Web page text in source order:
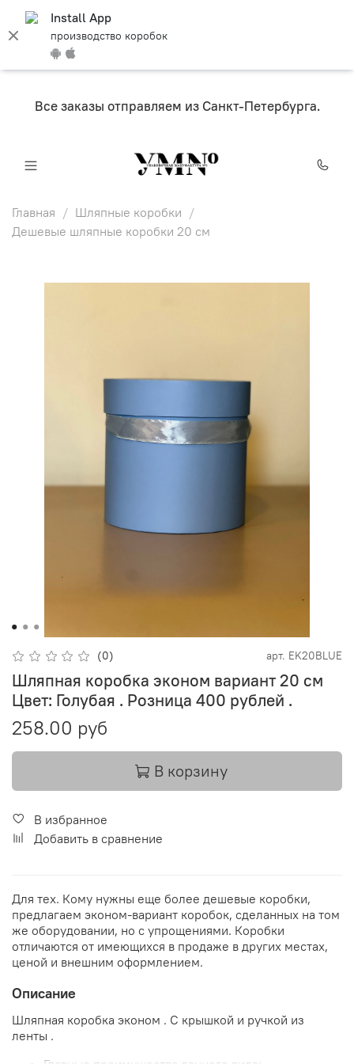
Install App
производство коробок
Все заказы отправляем из Санкт-Петербурга.
Главная
Шляпные коробки
Дешевые шляпные коробки 20 см
(0) арт. EK20BLUE
Шляпная коробка эконом вариант 20 см
Цвет: Голубая . Розница 400 рублей .
258.00 руб
В корзину
В избранное
Добавить в сравнение
Для тех. Кому нужны еще более дешевые коробки,
предлагаем эконом-вариант коробок, сделанных на том
же оборудовании, но с упрощениями. Коробки
отличаются от имеющихся в продаже в других местах,
ценой и внешним оформлением.
Описание
Шляпная коробка эконом . С крышкой и ручкой из
ленты .